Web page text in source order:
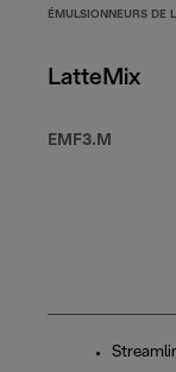
ÉMULSIONNEURS DE
LatteMix
EMF3.M